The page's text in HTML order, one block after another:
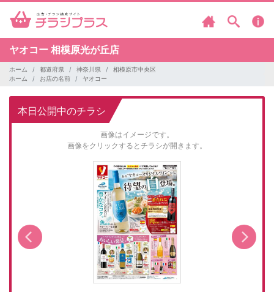
ヤオコー 相模原光が丘店
ホーム 都道府県 神奈川県
相模原市中央区
ホーム
お店の名前 ヤオコー
本日公開中のチラシ
画像はイメージです。
画像をクリックするとチラシが開きます。